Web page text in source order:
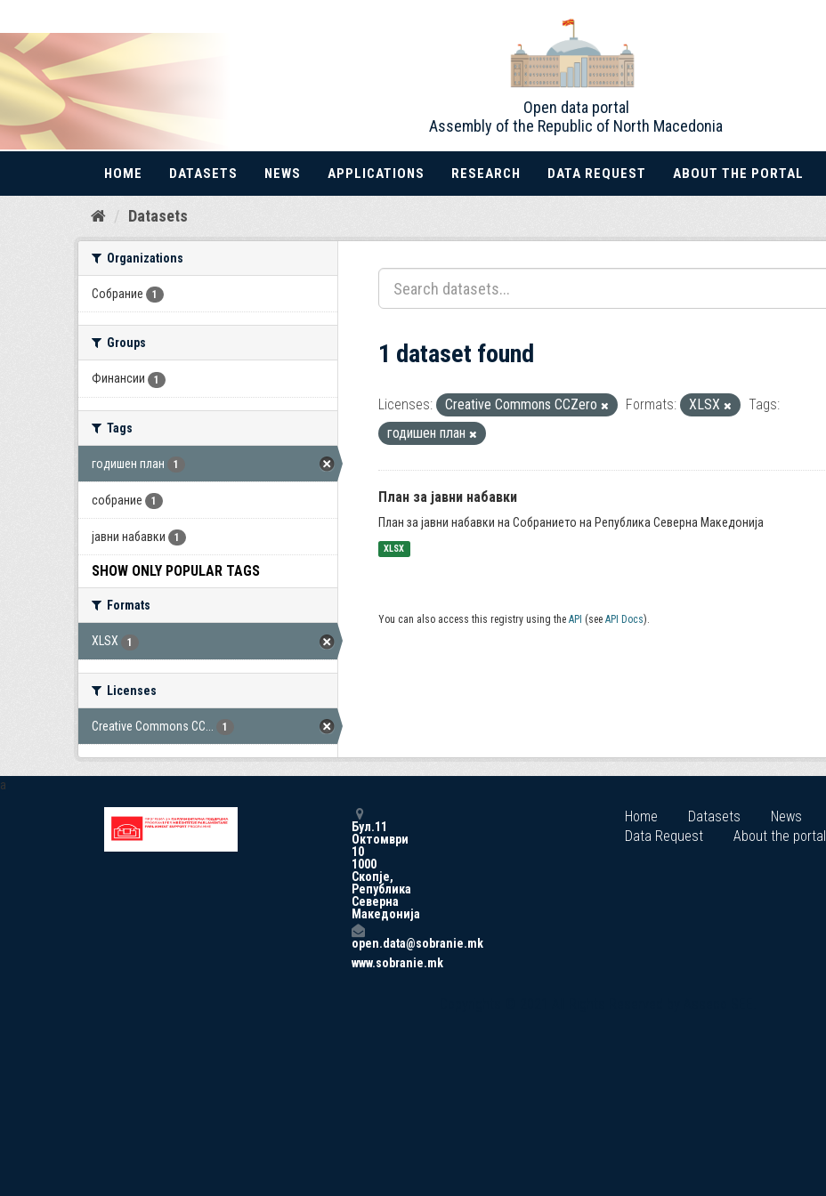
Skip
Open data portal
Assembly of the Republic of North Macedonia
HOME DATASETS NEWS APPLICATIONS RESEARCH DATA REQUEST ABOUT THE PORTAL
Datasets
Organizations
Собрание 1
Groups
Финансии 1
Tags
годишен план 1
собрание 1
јавни набавки 1
SHOW ONLY POPULAR TAGS
Formats
XLSX 1
Licenses
Creative Commons CC... 1
1 dataset found
Licenses: Creative Commons CCZero Formats: XLSX
Tags:
годишен план
План за јавни набавки
План за јавни набавки на Собранието на Република Северна Македонија
XLSX
You can also access this registry using the API (see API Docs).
a
Бул.11
Октомври
10
1000
Скопје,
Република
Северна
Македонија
open.data@sobranie.mk
www.sobranie.mk
Home Datasets News
Data Request
About the portal